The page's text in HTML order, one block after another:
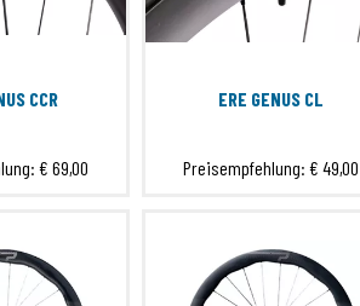
CCR
€ 69,00
ERE GENUS CL
Preisempfehlung: € 49,00